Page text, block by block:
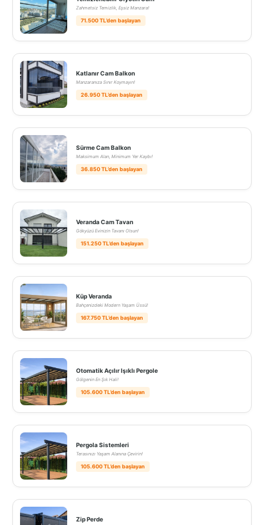
Zahmetsiz Temizlik, Eşsiz Manzara!
71.500 TL’den başlayan
Katlanır Cam Balkon
Manzaranıza Sınır Koymayın!
26.950 TL’den başlayan
Sürme Cam Balkon
Maksimum Alan, Minimum Yer Kaybı!
36.850 TL’den başlayan
Veranda Cam Tavan
Gökyüzü Evinizin Tavanı Olsun!
151.250 TL’den başlayan
Küp Veranda
Bahçenizdeki Modern Yaşam Üssü!
167.750 TL’den başlayan
Otomatik Açılır Işıklı Pergole
Gölgenin En Şık Hali!
105.600 TL’den başlayan
Pergola Sistemleri
Terasınızı Yaşam Alanına Çevirin!
105.600 TL’den başlayan
Zip Perde